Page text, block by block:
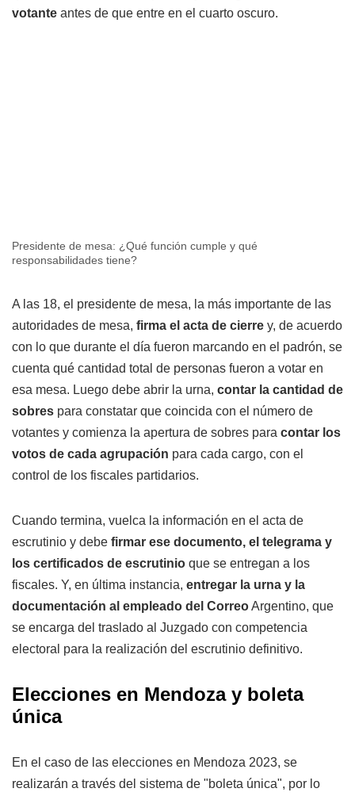
votante antes de que entre en el cuarto oscuro.
Presidente de mesa: ¿Qué función cumple y qué
responsabilidades tiene?
A las 18, el presidente de mesa, la más importante de las
autoridades de mesa, firma el acta de cierre y, de acuerdo
con lo que durante el día fueron marcando en el padrón, se
cuenta qué cantidad total de personas fueron a votar en
esa mesa. Luego debe abrir la urna, contar la cantidad de
sobres para constatar que coincida con el número de
votantes y comienza la apertura de sobres para contar los
votos de cada agrupación para cada cargo, con el
control de los fiscales partidarios.
Cuando termina, vuelca la información en el acta de
escrutinio y debe firmar ese documento, el telegrama y
los certificados de escrutinio que se entregan a los
fiscales. Y, en última instancia, entregar la urna y la
documentación al empleado del CorreoArgentino, que
se encarga del traslado al Juzgado con competencia
electoral para la realización del escrutinio definitivo.
Elecciones en Mendoza y boleta
única
En el caso de las elecciones en Mendoza 2023, se
realizarán a través del sistema de "boleta única", por lo